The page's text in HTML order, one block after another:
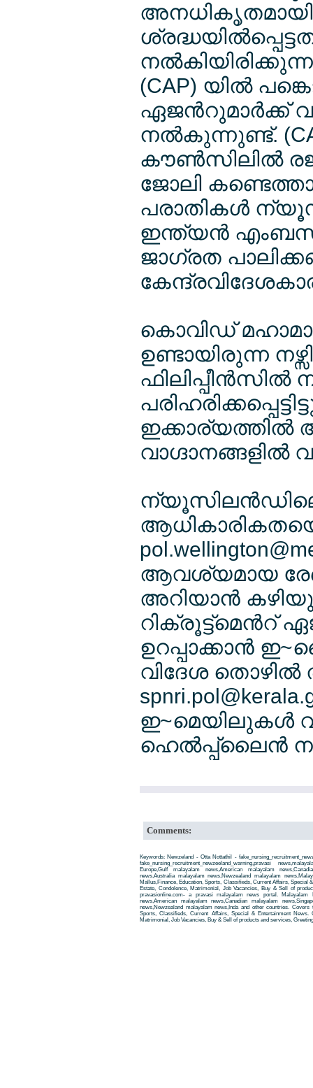
(CAP) യില്‍
ഏജന്‍റുമാര്‍ക്ക്
നല്‍കുന്നുണ്ട്.
കൗണ്‍സിലില്‍
ജോലി
പരാതികള്‍
ഇന്ത്യന്‍
ജാഗ്രത
കൊവിഡ്
ഉണ്ടായിരുന്ന
ഫിലിപ്പീന്‍സില്‍
ഇക്കാര്യത്തില്‍
ന്യൂസിലന്‍ഡിലെ
ആവശ്യമായ
അറിയാന്‍
റിക്രൂട്ട്മെന്‍റ്
ഉറപ്പാക്കാന്‍
വിദേശ തൊഴില്‍
ഇ~മെയിലുകള്‍
ഹെല്‍പ്പ്ലൈന്‍
Comments:
Keywords: Newzeland - Otta Nottathil -
fake_nursing_recruitment_newzeeland_warning,pravasi
Europe,Gulf malayalam news,American malayalam
news,Australia malayalam news,Newzealand malayalam
Mallus,Finance, Education, Sports, Classifieds, Current Affairs, Special
Estate, Condolence, Matrimonial, Job Vacancies, Buy & Sell of
pravasionline.com- a pravasi malayalam news portal. Malayalam
news,American malayalam news,Canadian malayalam
news,Newzealand malayalam news,Inda and other countries.
Sports, Classifieds, Current Affairs, Special & Entertainment News.
Matrimonial, Job Vacancies, Buy & Sell of products and services,